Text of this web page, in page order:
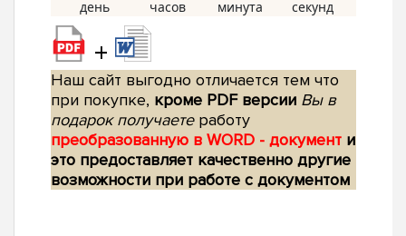
+
Наш сайт выгодно отличается тем что
при покупке, кроме PDF версии Вы в
подарок получаетеработу
преобразованную в WORD - документ и
это предоставляет качественно другие
возможности при работе с документом